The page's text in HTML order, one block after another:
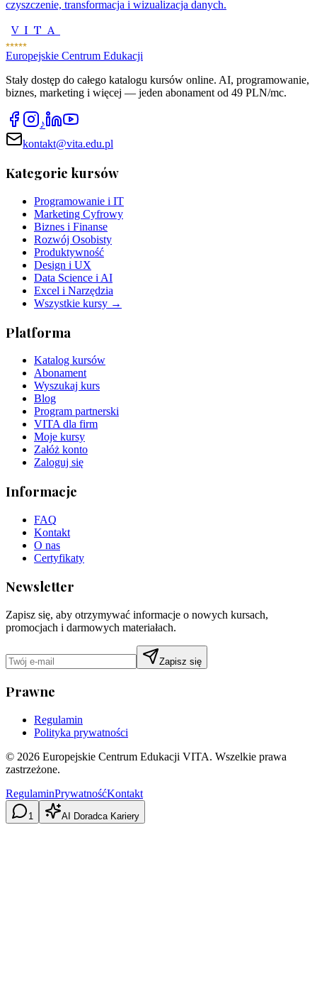
czyszczenie, transformacja i wizualizacja danych.
VITA
Europejskie Centrum Edukacji
Stały dostęp do całego katalogu kursów online. AI, programowanie,
biznes, marketing i więcej — jeden abonament od 49 PLN/mc.
♪
kontakt@vita.edu.pl
Kategorie kursów
Programowanie i IT
Marketing Cyfrowy
Biznes i Finanse
Rozwój Osobisty
Produktywność
Design i UX
Data Science i AI
Excel i Narzędzia
Wszystkie kursy →
Platforma
Katalog kursów
Abonament
Wyszukaj kurs
Blog
Program partnerski
VITA dla firm
Moje kursy
Załóż konto
Zaloguj się
Informacje
FAQ
Kontakt
O nas
Certyfikaty
Newsletter
Zapisz się, aby otrzymywać informacje o nowych kursach,
promocjach i darmowych materiałach.
Zapisz się
Prawne
Regulamin
Polityka prywatności
© 2026 Europejskie Centrum Edukacji VITA. Wszelkie prawa
zastrzeżone.
RegulaminPrywatnośćKontakt
1 AI Doradca Kariery